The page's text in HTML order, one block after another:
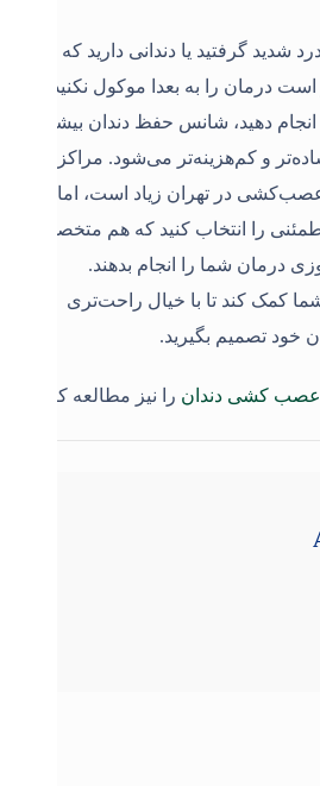
شدید گرفتید یا دندانی دارید که نیاز
درمان را به بعدا موکول نکنید.
دهید، شانس حفظ دندان بیشتر
و کم‌هزینه‌تر می‌شود. مراکز
عصب‌کشی در تهران زیاد است، اما
را انتخاب کنید که هم متخصص
درمان شما را انجام بدهند.
کمک کند تا با خیال راحت‌تری
خود تصمیم بگیرید.
عصب‌ کشی دندان را نیز مطالعه کنید.